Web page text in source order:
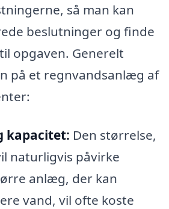
så man kan
beslutninger og finde
opgaven. Generelt
på et regnvandsanlæg af
kapacitet: Den størrelse,
naturligvis påvirke
anlæg, der kan
vand, vil ofte koste